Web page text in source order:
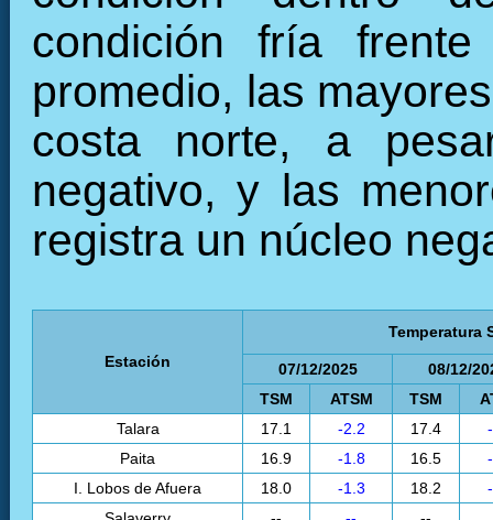
condición fría
promedio, las
costa norte, a
negativo, y las
registra un núcleo
Estación
Temperatura
07/12/2025
08/12/
TSM
ATSM TSM
Talara
17.1 -2.2 17.4
Paita
16.9 -1.8 16.5
I. Lobos de Afuera
18.0 -1.3 18.2